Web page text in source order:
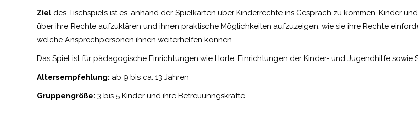
Ziel des Tischspiels ist es, anhand der Spielkarten über Kinderrechte ins Gespräch zu kommen, Kinder
über ihre Rechte aufzuklären und ihnen praktische Möglichkeiten aufzuzeigen, wie sie ihre Rechte
welche Ansprechpersonen ihnen weiterhelfen können.
Das Spiel ist für pädagogische Einrichtungen wie Horte, Einrichtungen der Kinder- und Jugendhilfe sowie
Altersempfehlung: ab 9 bis ca. 13 Jahren
Gruppengröße: 3 bis 5 Kinder und ihre Betreuunngskräfte